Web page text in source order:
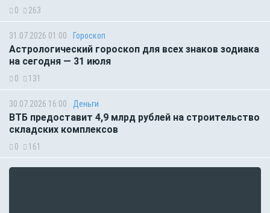
0 263
31.07.2026 01:00 Гороскоп
Астрологический гороскоп для всех знаков зодиака
на сегодня — 31 июля
0 131
30.07.2026 16:00 Деньги
ВТБ предоставит 4,9 млрд рублей на строительство
складских комплексов
0 161